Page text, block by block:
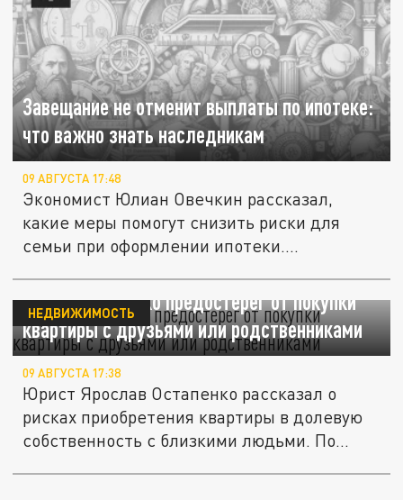
Завещание не отменит выплаты по ипотеке:
что важно знать наследникам
09 АВГУСТА 17:48
Экономист Юлиан Овечкин рассказал,
какие меры помогут снизить риски для
семьи при оформлении ипотеки....
Юрист Остапенко предостерег от покупки
квартиры с друзьями или родственниками
НЕДВИЖИМОСТЬ
09 АВГУСТА 17:38
Юрист Ярослав Остапенко рассказал о
рисках приобретения квартиры в долевую
собственность с близкими людьми. По...